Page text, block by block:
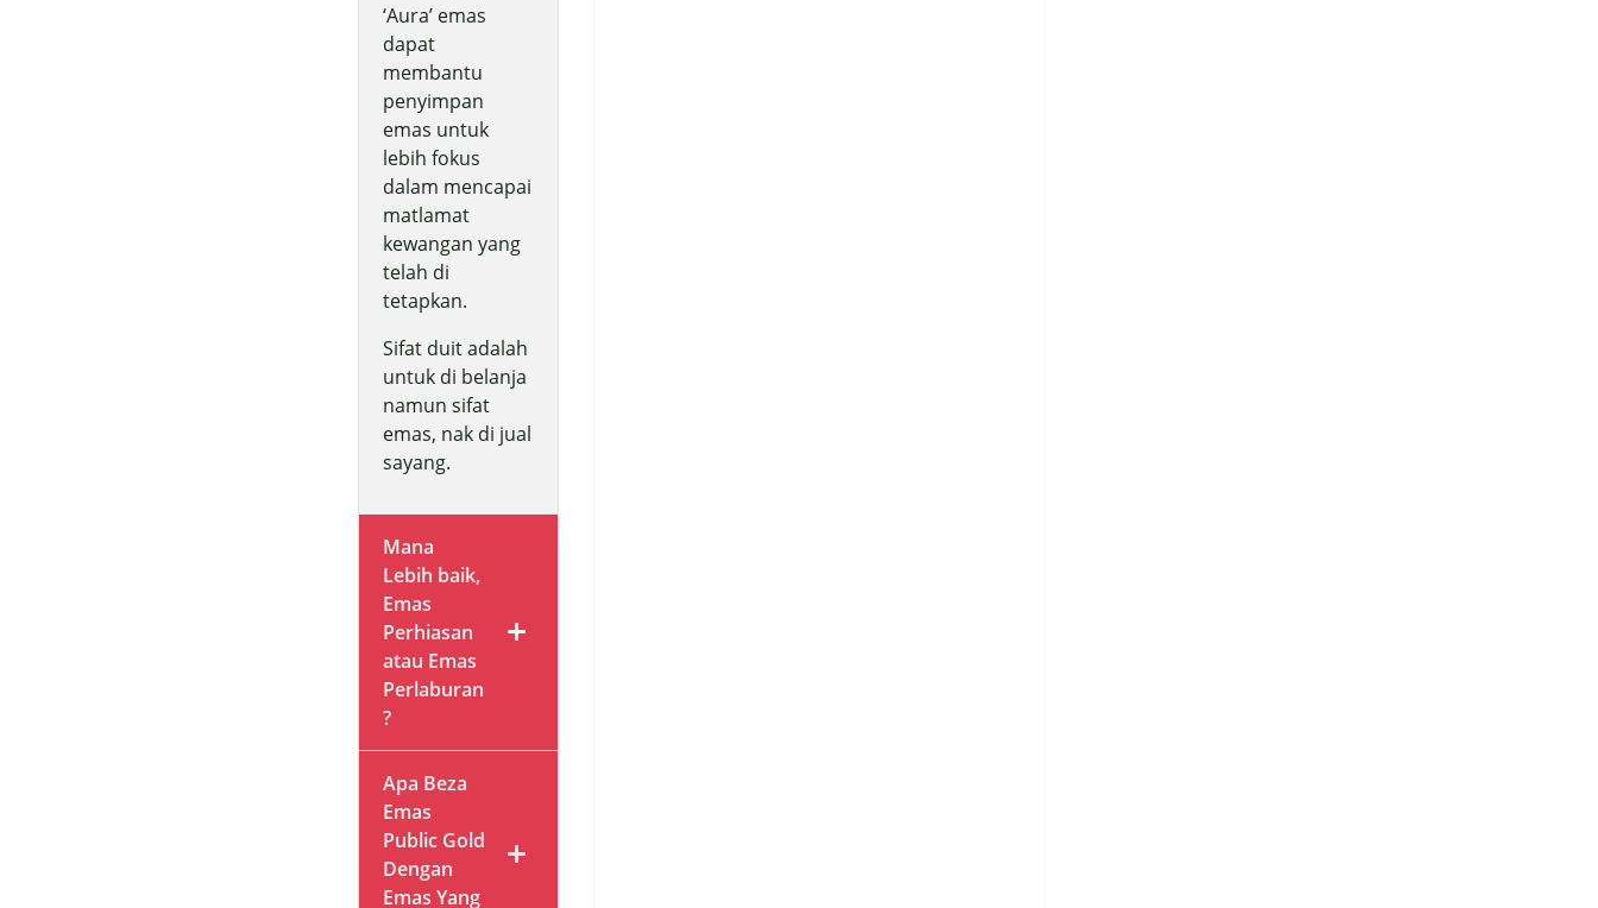
‘Aura’ emas
dapat
membantu
penyimpan
emas untuk
lebih fokus
dalam mencapai
matlamat
kewangan yang
telah di
tetapkan.
Sifat duit adalah
untuk di belanja
namun sifat
emas, nak di jual
sayang.
Mana
Lebih baik,
Emas
Perhiasan
atau Emas
Perlaburan
?
Apa Beza
Emas
Public Gold
Dengan
Emas Yang